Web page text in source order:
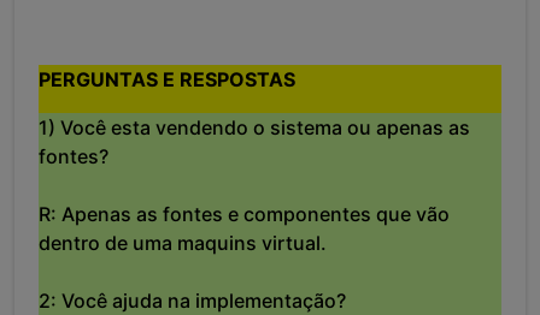
PERGUNTAS E RESPOSTAS
1) Você esta vendendo o sistema ou apenas as
fontes?
R: Apenas as fontes e componentes que vão
dentro de uma maquins virtual.
2: Você ajuda na implementação?